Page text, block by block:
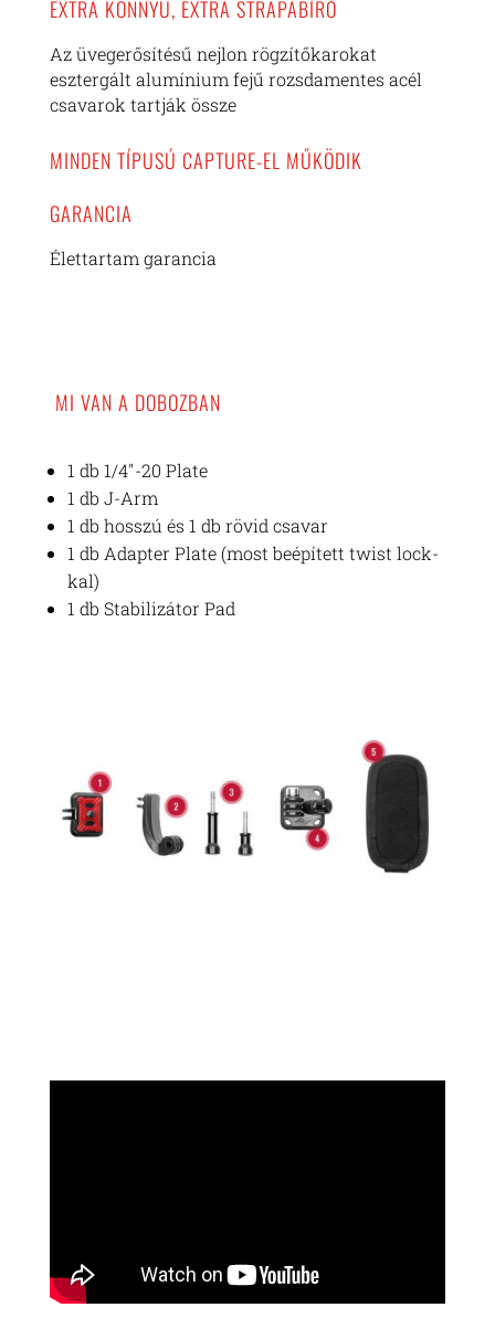
EXTRA KÖNNYŰ, EXTRA STRAPABÍRÓ
Az üvegerősítésű nejlon rögzítőkarokat
esztergált alumínium fejű rozsdamentes acél
csavarok tartják össze
MINDEN TÍPUSÚ CAPTURE-EL MŰKÖDIK
GARANCIA
Élettartam garancia
MI VAN A DOBOZBAN
1 db 1/4″-20 Plate
1 db J-Arm
1 db hosszú és 1 db rövid csavar
1 db Adapter Plate (most beépített twist lock-
kal)
1 db Stabilizátor Pad